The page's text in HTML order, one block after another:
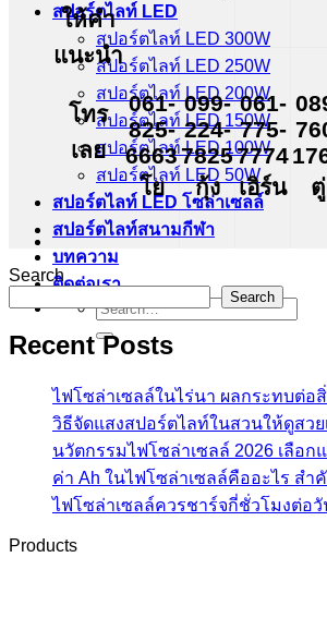
สปอร์ตไลท์ LED
สปอร์ตไลท์ LED 300W
สปอร์ตไลท์ LED 250W
สปอร์ตไลท์ LED 200W
สปอร์ตไลท์ LED 150W
สปอร์ตไลท์ LED 100W
สปอร์ตไลท์ LED 50W
สปอร์ตไลท์ LED โซล่าเซลล์
สปอร์ตไลท์สนามกีฬา
บทความ
ติดต่อเรา
Search
for:
ให้คำ
แนะนำ
โทร
เลย
061-
825-
6663
โย
099-
224-
7825
กุ้ง
061-
775-
7774
เอิร์น
ตู่
Search
Search
Recent Posts
ไฟโซล่าเซลล์ในไร่นา ผลกระทบต่อ
วิธีจัดแสงสปอร์ตไลท์ในสวนให้ดูสว
นวัตกรรมไฟโซล่าเซลล์ 2026 เลือก
ค่า Ah ในไฟโซล่าเซลล์คืออะไร สำ
ไฟโซล่าเซลล์ควรชาร์จกี่ชั่วโมงต่อ
Products